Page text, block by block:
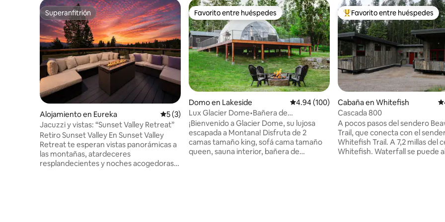
Superanfitrión
Superanfitrión
Alojamiento en Eureka Calificación promedio: 5 de 5, 3 reseñas
5 (3)
Jacuzzi y vistas: “Sunset Valley Retreat”
Retiro Sunset Valley En Sunset Valley
Retreat te esperan vistas panorámicas a
las montañas, atardeceres
resplandecientes y noches acogedoras
Favorito entre huéspedes
Favorito entre huéspedes
Domo en Lakeside Calificación promedio: 4.94 de 5, 100 reseñas
4.94 (100)
Lux Glacier Dome•Bañera de
hidromasaje•Sauna•Caminata 2
FlatheadLake
¡Bienvenido a Glacier Dome, su lujosa
escapada a Montana! Disfruta de 2
camas tamaño king, sofá cama tamaño
queen, sauna interior, bañera de
Favorito entre huéspedes
Favorito entre huéspedes
Cabaña en Whitefish
Cascada 800
A pocos pasos del sendero
Trail, que conecta con el
Whitefish Trail. A 7,2 millas del
Whitefish. Waterfall se puede